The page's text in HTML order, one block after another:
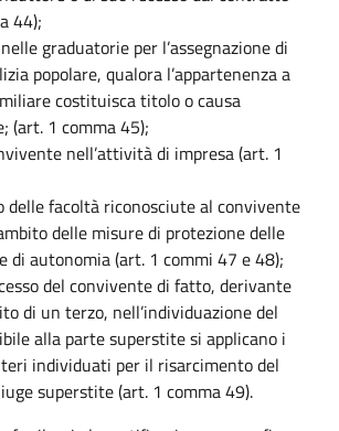
44);
graduatorie per l’assegnazione di
popolare, qualora l’appartenenza a
costituisca titolo o causa
(art. 1 comma 45);
nell’attività di impresa (art. 1
delle facoltà riconosciute al convivente
delle misure di protezione delle
di autonomia (art. 1 commi 47 e 48);
del convivente di fatto, derivante
di un terzo, nell’individuazione del
alla parte superstite si applicano i
individuati per il risarcimento del
superstite (art. 1 comma 49).